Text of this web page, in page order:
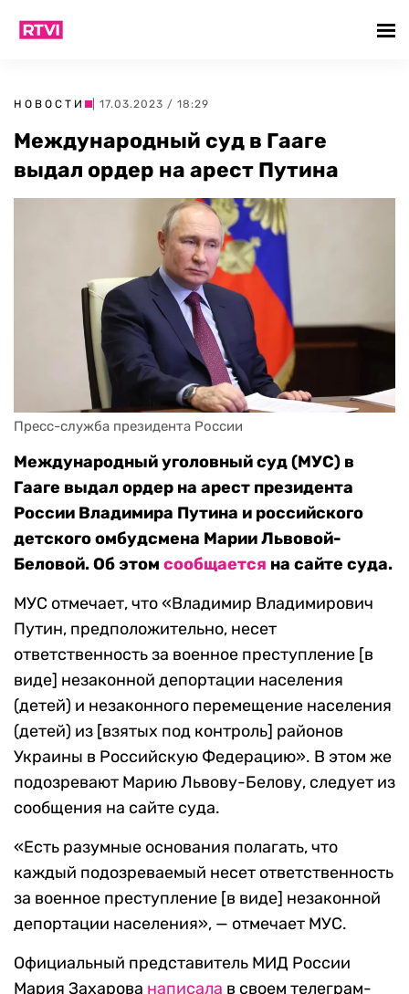
НОВОСТИ | 17.03.2023 / 18:29
Международный суд в Гааге
выдал ордер на арест Путина
Пресс-служба президента России
Международный уголовный суд (МУС) в
Гааге выдал ордер на арест президента
России Владимира Путина и российского
детского омбудсмена Марии Львовой-
Беловой. Об этом сообщается на сайте суда.
МУС отмечает, что «Владимир Владимирович
Путин, предположительно, несет
ответственность за военное преступление [в
виде] незаконной депортации населения
(детей) и незаконного перемещение населения
(детей) из [взятых под контроль] районов
Украины в Российскую Федерацию». В этом же
подозревают Марию Львову-Белову, следует из
сообщения на сайте суда.
«Есть разумные основания полагать, что
каждый подозреваемый несет ответственность
за военное преступление [в виде] незаконной
депортации населения», — отмечает МУС.
Официальный представитель МИД России
Мария Захарова написала в своем телеграм-